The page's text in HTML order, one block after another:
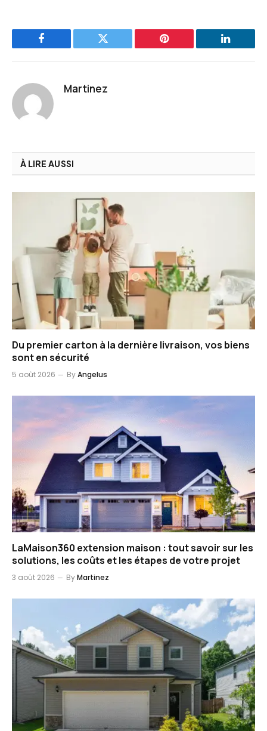
Facebook Twitter Pinterest LinkedIn
Martinez
À LIRE AUSSI
Du premier carton à la dernière livraison, vos biens
sont en sécurité
5 août 2026 ByAngelus
LaMaison360 extension maison : tout savoir sur les
solutions, les coûts et les étapes de votre projet
3 août 2026 ByMartinez